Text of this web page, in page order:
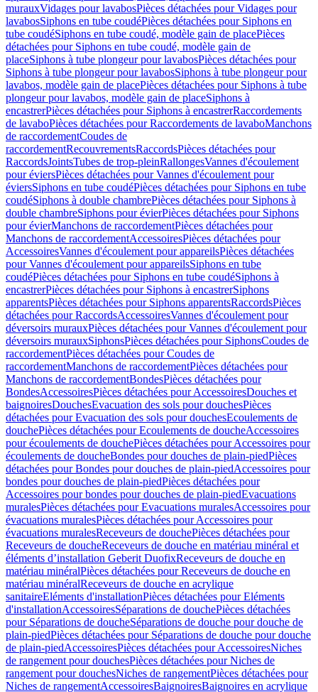
murauxVidages pour lavabosPièces détachées pour Vidages pour
lavabosSiphons en tube coudéPièces détachées pour Siphons en
tube coudéSiphons en tube coudé, modèle gain de placePièces
détachées pour Siphons en tube coudé, modèle gain de
placeSiphons à tube plongeur pour lavabosPièces détachées pour
Siphons à tube plongeur pour lavabosSiphons à tube plongeur pour
lavabos, modèle gain de placePièces détachées pour Siphons à tube
plongeur pour lavabos, modèle gain de placeSiphons à
encastrerPièces détachées pour Siphons à encastrerRaccordements
de lavaboPièces détachées pour Raccordements de lavaboManchons
de raccordementCoudes de
raccordementRecouvrementsRaccordsPièces détachées pour
RaccordsJointsTubes de trop-pleinRallongesVannes d'écoulement
pour éviersPièces détachées pour Vannes d'écoulement pour
éviersSiphons en tube coudéPièces détachées pour Siphons en tube
coudéSiphons à double chambrePièces détachées pour Siphons à
double chambreSiphons pour évierPièces détachées pour Siphons
pour évierManchons de raccordementPièces détachées pour
Manchons de raccordementAccessoiresPièces détachées pour
AccessoiresVannes d'écoulement pour appareilsPièces détachées
pour Vannes d'écoulement pour appareilsSiphons en tube
coudéPièces détachées pour Siphons en tube coudéSiphons à
encastrerPièces détachées pour Siphons à encastrerSiphons
apparentsPièces détachées pour Siphons apparentsRaccordsPièces
détachées pour RaccordsAccessoiresVannes d'écoulement pour
déversoirs murauxPièces détachées pour Vannes d'écoulement pour
déversoirs murauxSiphonsPièces détachées pour SiphonsCoudes de
raccordementPièces détachées pour Coudes de
raccordementManchons de raccordementPièces détachées pour
Manchons de raccordementBondesPièces détachées pour
BondesAccessoiresPièces détachées pour AccessoiresDouches et
baignoiresDouchesEvacuation des sols pour douchesPièces
détachées pour Evacuation des sols pour douchesEcoulements de
douchePièces détachées pour Ecoulements de doucheAccessoires
pour écoulements de douchePièces détachées pour Accessoires pour
écoulements de doucheBondes pour douches de plain-piedPièces
détachées pour Bondes pour douches de plain-piedAccessoires pour
bondes pour douches de plain-piedPièces détachées pour
Accessoires pour bondes pour douches de plain-piedEvacuations
muralesPièces détachées pour Evacuations muralesAccessoires pour
évacuations muralesPièces détachées pour Accessoires pour
évacuations muralesReceveurs de douchePièces détachées pour
Receveurs de doucheReceveurs de douche en matériau minéral et
éléments d’installation Geberit DuofixReceveurs de douche en
matériau minéralPièces détachées pour Receveurs de douche en
matériau minéralReceveurs de douche en acrylique
sanitaireEléments d'installationPièces détachées pour Eléments
d'installationAccessoiresSéparations de douchePièces détachées
pour Séparations de doucheSéparations de douche pour douche de
plain-piedPièces détachées pour Séparations de douche pour douche
de plain-piedAccessoiresPièces détachées pour AccessoiresNiches
de rangement pour douchesPièces détachées pour Niches de
rangement pour douchesNiches de rangementPièces détachées pour
Niches de rangementAccessoiresBaignoiresBaignoires en acrylique